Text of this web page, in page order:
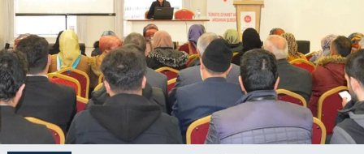
Ardahan Müftülüğü
Artvin Müftülüğü
Aydın Müftülüğü
Kudüs
Kurban
Mukabele
Hutbeler
DİYANET AKADEMİ
DİYANET GENÇLİK